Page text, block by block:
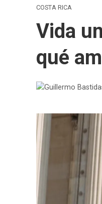
COSTA RICA
Vida
qué